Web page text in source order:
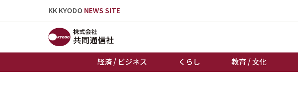
KK KYODO NEWS SITE
経済 / ビジネス くらし 教育 / 文化